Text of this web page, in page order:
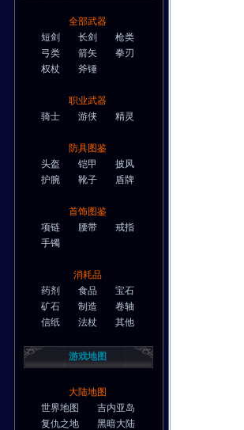
全部武器
短剑
长剑
枪类
弓类
箭矢
拳刃
权杖
斧锤
职业武器
骑士
游侠 精灵
防具图鉴
头盔
铠甲
披风
护腕
靴子 盾牌
首饰图鉴
项链
腰带
戒指
手镯
消耗品
药剂
食品
宝石
矿石
制造
卷轴
信纸
法杖 其他
游戏地图
大陆地图
世界地图
吉内亚岛
复仇之地
黑暗大陆